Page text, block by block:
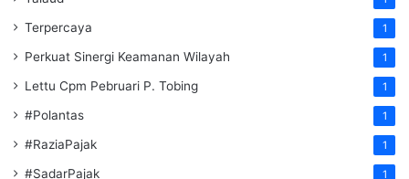
Terpercaya 1
Perkuat Sinergi Keamanan Wilayah 1
Lettu Cpm Pebruari P. Tobing 1
#Polantas 1
#RaziaPajak 1
#SadarPajak 1